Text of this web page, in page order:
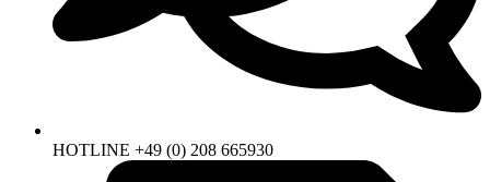
HOTLINE +49 (0) 208 665930